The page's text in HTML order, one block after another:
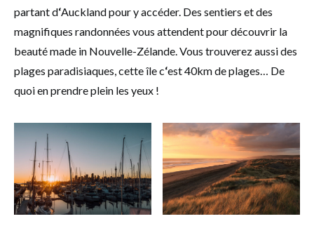
partant d‘Auckland pour y accéder. Des sentiers et des
magnifiques randonnées vous attendent pour découvrir la
beauté made in Nouvelle-Zélande. Vous trouverez aussi des
plages paradisiaques, cette île c‘est 40km de plages… De
quoi en prendre plein les yeux !